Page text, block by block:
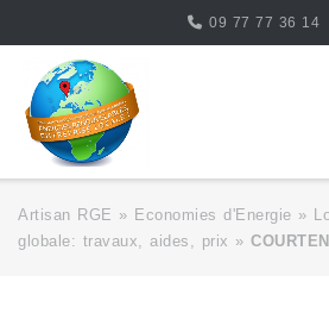
content
09 77 77 36 14
Artisan RGE » Economies d'Energie »
globale: travaux, aides, prix »